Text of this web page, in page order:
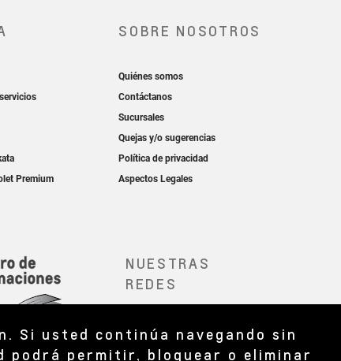
Si usted continúa navegando sin
podrá permitir, bloquear o eliminar